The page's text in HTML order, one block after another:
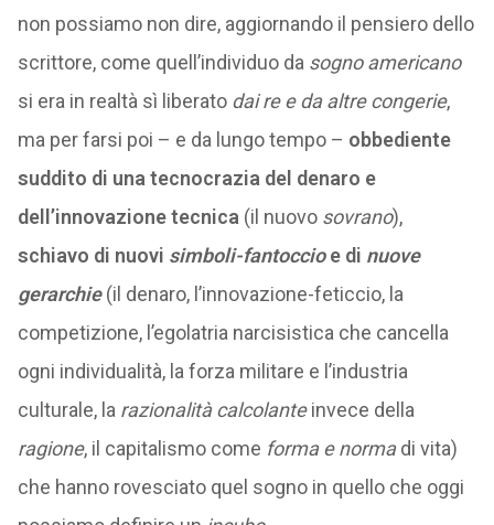
non possiamo non dire, aggiornando il pensiero dello
scrittore, come quell’individuo da sogno americano
si era in realtà sì liberato dai re e da altre congerie,
ma per farsi poi – e da lungo tempo – obbediente
suddito di una tecnocrazia del denaro e
dell’innovazione tecnica (il nuovo sovrano),
schiavo di nuovi simboli-fantoccioe di nuove
gerarchie(il denaro, l’innovazione-feticcio, la
competizione, l’egolatria narcisistica che cancella
ogni individualità, la forza militare e l’industria
culturale, la razionalità calcolanteinvece della
ragione, il capitalismo come forma e normadi vita)
che hanno rovesciato quel sogno in quello che oggi